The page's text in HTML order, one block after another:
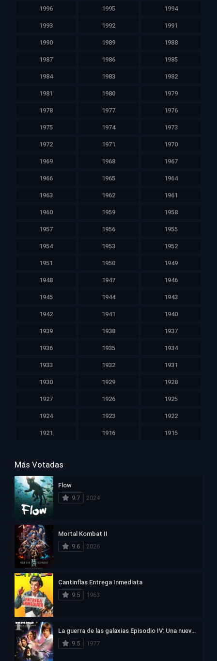
1996 1995 1994
1993 1992 1991
1990 1989 1988
1987 1986 1985
1984 1983 1982
1981 1980 1979
1978 1977 1976
1975 1974 1973
1972 1971 1970
1969 1968 1967
1966 1965 1964
1963 1962 1961
1960 1959 1958
1957 1956 1955
1954 1953 1952
1951 1950 1949
1948 1947 1946
1945 1944 1943
1942 1941 1940
1939 1938 1937
1936 1935 1934
1933 1932 1931
1930 1929 1928
1927 1926 1925
1924 1923 1922
1921 1916 1915
Más Votadas
Flow
9.7
2024
Mortal Kombat II
9.6
2026
Cantinflas Entrega Inmediata
9.5
1963
La guerra de las galaxias Episodio IV: Una nueva esperanza
9.5
1977